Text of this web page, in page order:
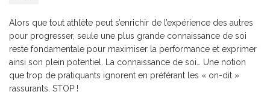
Alors que tout athlète peut s’enrichir de l’expérience des autres
pour progresser, seule une plus grande connaissance de soi
reste fondamentale pour maximiser la performance et exprimer
ainsi son plein potentiel. La connaissance de soi… Une notion
que trop de pratiquants ignorent en préférant les « on-dit »
rassurants. STOP !